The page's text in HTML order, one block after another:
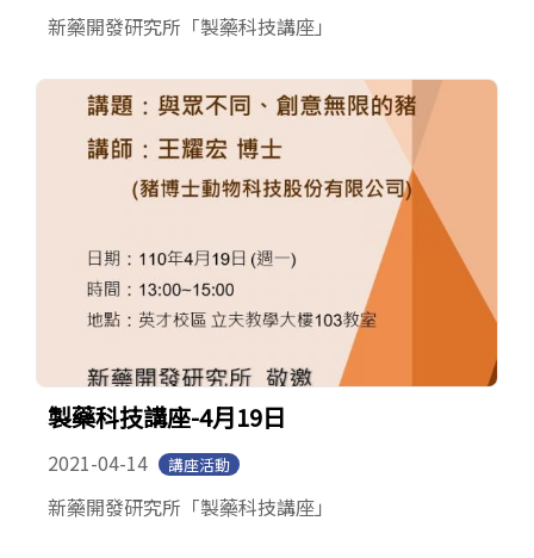
新藥開發研究所「製藥科技講座」
製藥科技講座-4月19日
2021-04-14 講座活動
新藥開發研究所「製藥科技講座」